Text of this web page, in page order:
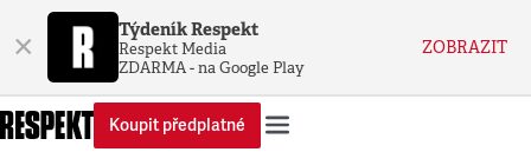
× Týdeník Respekt
Respekt Media
ZDARMA - na Google Play
ZOBRAZIT
Koupit předplatné